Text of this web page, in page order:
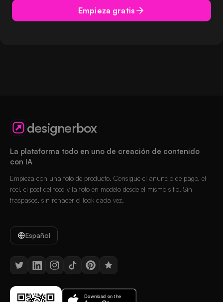
Empieza gratis
designerbox
La plataforma todo en uno de creación de contenido
con IA
Empieza con una foto de producto. Consigue el anuncio de pago, el
reel, el post del feed y la foto en modelo desde el mismo sitio. Sin
traspasos, sin rehacer el look cada vez.
Español